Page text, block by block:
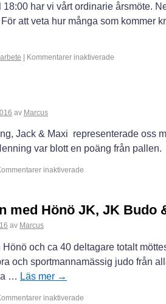
har vi vårt ordinarie årsmöte.
att veta hur många som kommer
| Kommentarer inaktiverade
av Marcus
Jack & Maxi representerade oss
var blott en poäng från pallen.
inaktiverade
med Hönö JK, JK Budo
av Marcus
Hönö och ca 40 deltagare totalt
och sportmannamässig judo från
… Läs mer →
inaktiverade